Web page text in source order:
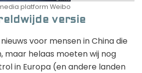
platform Weibo
versie
voor mensen in China die
maar helaas moeten wij nog
in Europa (en andere landen